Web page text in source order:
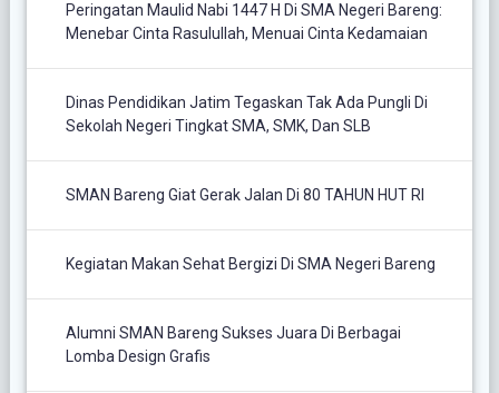
Peringatan Maulid Nabi 1447 H Di SMA Negeri Bareng:
Menebar Cinta Rasulullah, Menuai Cinta Kedamaian
Dinas Pendidikan Jatim Tegaskan Tak Ada Pungli Di
Sekolah Negeri Tingkat SMA, SMK, Dan SLB
SMAN Bareng Giat Gerak Jalan Di 80 TAHUN HUT RI
Kegiatan Makan Sehat Bergizi Di SMA Negeri Bareng
Alumni SMAN Bareng Sukses Juara Di Berbagai
Lomba Design Grafis